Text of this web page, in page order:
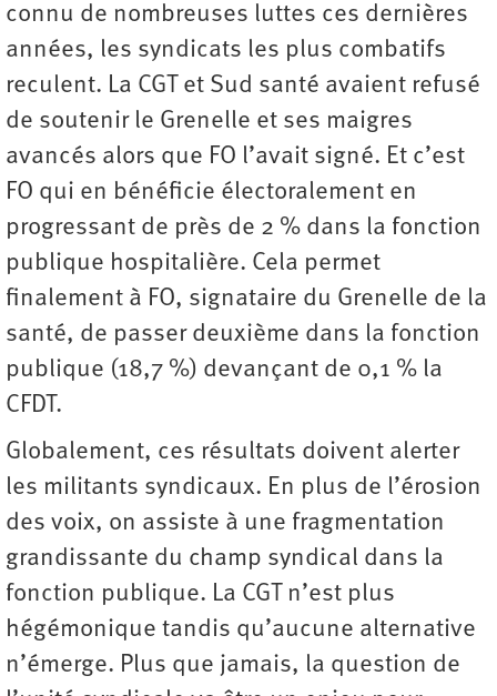
connu de nombreuses luttes ces dernières
années, les syndicats les plus combatifs
reculent. La CGT et Sud santé avaient refusé
de soutenir le Grenelle et ses maigres
avancés alors que FO l’avait signé. Et c’est
FO qui en bénéficie électoralement en
progressant de près de 2 % dans la fonction
publique hospitalière. Cela permet
finalement à FO, signataire du Grenelle de la
santé, de passer deuxième dans la fonction
publique (18,7 %) devançant de 0,1 % la
CFDT.
Globalement, ces résultats doivent alerter
les militants syndicaux. En plus de l’érosion
des voix, on assiste à une fragmentation
grandissante du champ syndical dans la
fonction publique. La CGT n’est plus
hégémonique tandis qu’aucune alternative
n’émerge. Plus que jamais, la question de